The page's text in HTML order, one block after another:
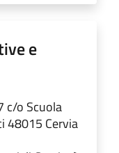
e
c/o Scuola
48015 Cervia